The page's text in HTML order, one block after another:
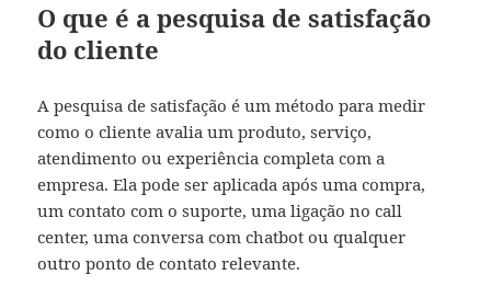
O que é a pesquisa de satisfação
do cliente
A pesquisa de satisfação é um método para medir
como o cliente avalia um produto, serviço,
atendimento ou experiência completa com a
empresa. Ela pode ser aplicada após uma compra,
um contato com o suporte, uma ligação no call
center, uma conversa com chatbot ou qualquer
outro ponto de contato relevante.